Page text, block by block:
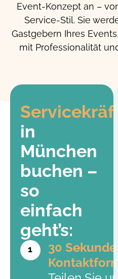
Event-Konzept an –
Service-Stil. Sie
Gastgebern Ihres
mit Professionalität
in
München
buchen –
so
einfach
geht’s:
1
30 Sekunden